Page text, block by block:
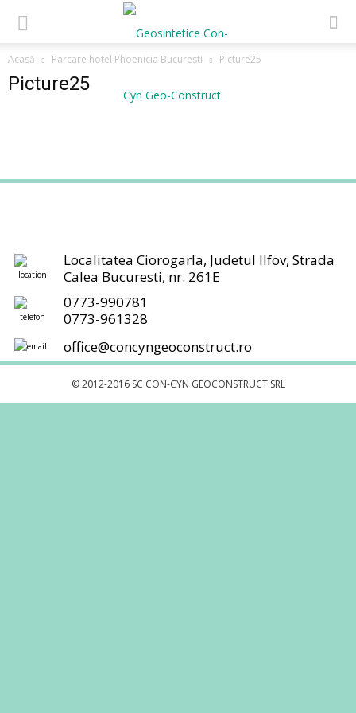
Acasă Parcare hotel Phoenicia Bucuresti Picture25
Picture25
Localitatea Ciorogarla, Judetul Ilfov, Strada
Calea Bucuresti, nr. 261E
0773-990781
0773-961328
office@concyngeoconstruct.ro
© 2012-2016 SC CON-CYN GEOCONSTRUCT SRL